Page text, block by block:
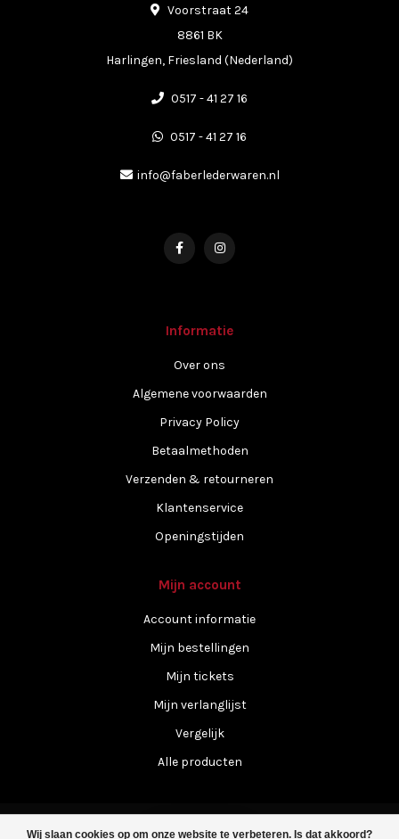
Wij slaan cookies op om onze website te verbeteren. Is dat akkoord?
Voorstraat 24
8861 BK
Harlingen, Friesland (Nederland)
0517 - 41 27 16
0517 - 41 27 16
info@faberlederwaren.nl
Informatie
Over ons
Algemene voorwaarden
Privacy Policy
Betaalmethoden
Verzenden & retourneren
Klantenservice
Openingstijden
Mijn account
Account informatie
Mijn bestellingen
Mijn tickets
Mijn verlanglijst
Vergelijk
Alle producten